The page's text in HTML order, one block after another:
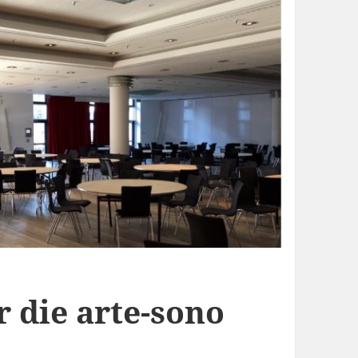
die arte-sono